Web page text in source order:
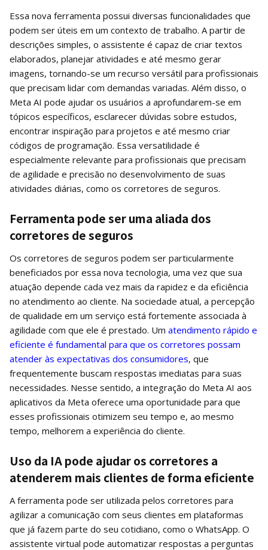
Essa nova ferramenta possui diversas funcionalidades que
podem ser úteis em um contexto de trabalho. A partir de
descrições simples, o assistente é capaz de criar textos
elaborados, planejar atividades e até mesmo gerar
imagens, tornando-se um recurso versátil para profissionais
que precisam lidar com demandas variadas. Além disso, o
Meta AI pode ajudar os usuários a aprofundarem-se em
tópicos específicos, esclarecer dúvidas sobre estudos,
encontrar inspiração para projetos e até mesmo criar
códigos de programação. Essa versatilidade é
especialmente relevante para profissionais que precisam
de agilidade e precisão no desenvolvimento de suas
atividades diárias, como os corretores de seguros.
Ferramenta pode ser uma aliada dos
corretores de seguros
Os corretores de seguros podem ser particularmente
beneficiados por essa nova tecnologia, uma vez que sua
atuação depende cada vez mais da rapidez e da eficiência
no atendimento ao cliente. Na sociedade atual, a percepção
de qualidade em um serviço está fortemente associada à
agilidade com que ele é prestado. Um atendimento rápido e
eficiente é fundamental para que os corretores possam
atender às expectativas dos consumidores, que
frequentemente buscam respostas imediatas para suas
necessidades. Nesse sentido, a integração do Meta AI aos
aplicativos da Meta oferece uma oportunidade para que
esses profissionais otimizem seu tempo e, ao mesmo
tempo, melhorem a experiência do cliente.
Uso da IA pode ajudar os corretores a
atenderem mais clientes de forma eficiente
A ferramenta pode ser utilizada pelos corretores para
agilizar a comunicação com seus clientes em plataformas
que já fazem parte do seu cotidiano, como o WhatsApp. O
assistente virtual pode automatizar respostas a perguntas